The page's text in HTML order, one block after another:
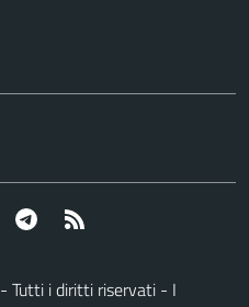
Telegram
- Tutti i diritti riservati - I